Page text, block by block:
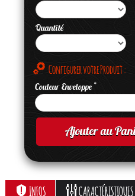
Quantité
Configurer votre Produit :
Couleur Enveloppe *
Ajouter au
INFOS CARACTÉRISTIQUES